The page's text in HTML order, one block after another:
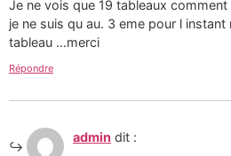
Je ne vois que 19 tableaux
je ne suis qu au. 3 eme pour l
tableau …merci
Répondre
admin dit :